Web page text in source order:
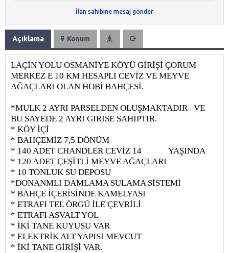
İlan sahibine mesaj gönder
Açıklama Konum
LAÇİN YOLU OSMANİYE KÖYÜ GİRİŞİ ÇORUM
MERKEZ E 10 KM HESAPLI CEVİZ VE MEYVE
AĞAÇLARI OLAN HOBİ BAHÇESİ.
*MULK 2 AYRI PARSELDEN OLUŞMAKTADIR VE
BU SAYEDE 2 AYRI GIRISE SAHIPTIR.
* KÖY İÇİ
* BAHÇEMİZ 7,5 DÖNÜM
* 140 ADET CHANDLER CEVİZ 14
YAŞINDA
* 120 ADET ÇEŞİTLİ MEYVE AĞAÇLARI
* 10 TONLUK SU DEPOSU
*DONANMLI DAMLAMA SULAMA SİSTEMİ
* BAHÇE İÇERİSİNDE KAMELYASI
* ETRAFI TEL ÖRGÜ İLE ÇEVRİLİ
* ETRAFI ASVALT YOL
* İKİ TANE KUYUSU VAR
* ELEKTRİK ALT YAPISI MEVCUT
* İKİ TANE GİRİŞİ VAR.